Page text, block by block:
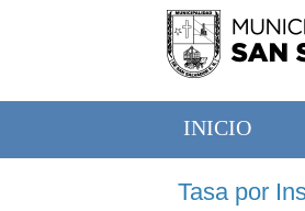
INICIO
Tasa por